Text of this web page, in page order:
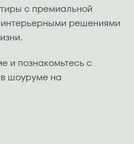
с премиальной
решениями
и познакомьтесь с
шоуруме на